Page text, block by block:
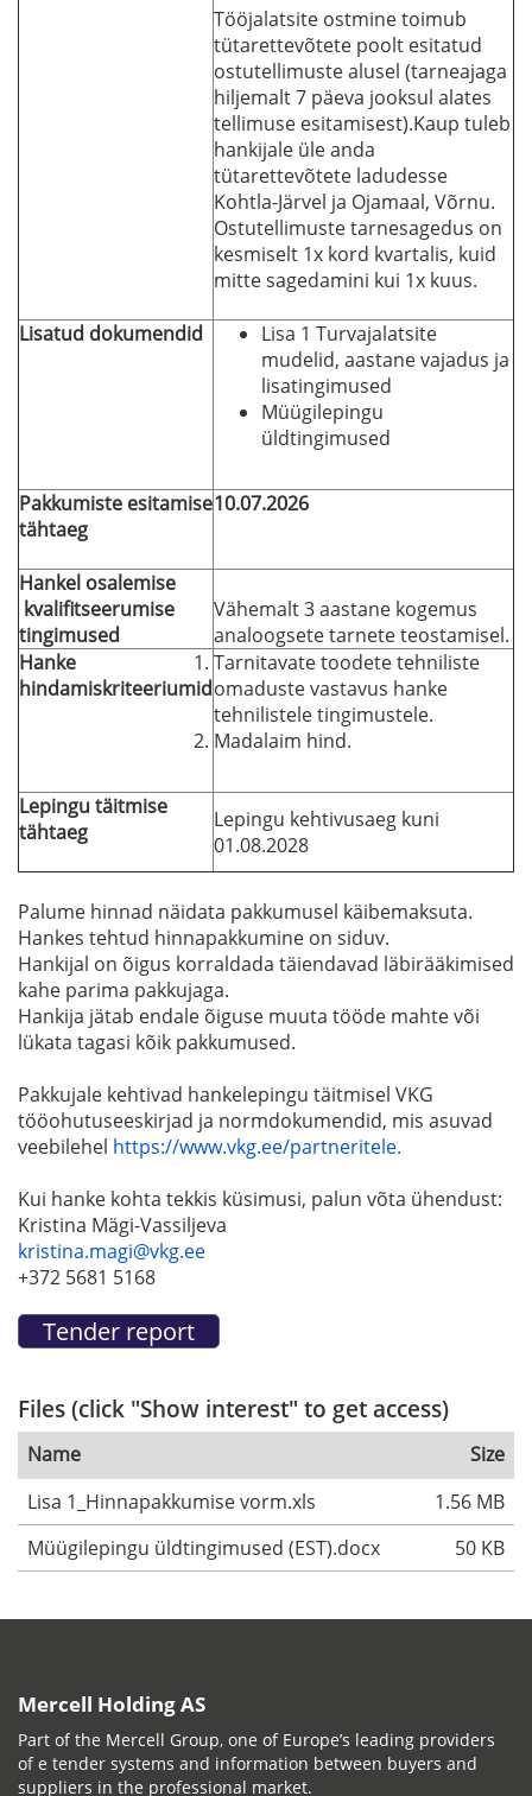
Tööjalatsite ostmine toimub
tütarettevõtete poolt esitatud
ostutellimuste alusel (tarneajaga
hiljemalt 7 päeva jooksul alates
tellimuse esitamisest).Kaup tuleb
hankijale üle anda
tütarettevõtete ladudesse
Kohtla-Järvel ja Ojamaal, Võrnu.
Ostutellimuste tarnesagedus on
kesmiselt 1x kord kvartalis, kuid
mitte sagedamini kui 1x kuus.
Lisatud dokumendid
Lisa 1 Turvajalatsite
mudelid, aastane vajadus ja
lisatingimused
Müügilepingu
üldtingimused
Pakkumiste esitamise
tähtaeg
10.07.2026
Hankel osalemise
kvalifitseerumise
tingimused
Vähemalt 3 aastane kogemus
analoogsete tarnete teostamisel.
Hanke
hindamiskriteeriumid
Tarnitavate toodete tehniliste
omaduste vastavus hanke
tehnilistele tingimustele.
Madalaim hind.
Lepingu täitmise
tähtaeg
Lepingu kehtivusaeg kuni
01.08.2028
Palume hinnad näidata pakkumusel käibemaksuta.
Hankes tehtud hinnapakkumine on siduv.
Hankijal on õigus korraldada täiendavad läbirääkimised
kahe parima pakkujaga.
Hankija jätab endale õiguse muuta tööde mahte või
lükata tagasi kõik pakkumused.
Pakkujale kehtivad hankelepingu täitmisel VKG
tööohutuseeskirjad ja normdokumendid, mis asuvad
veebilehel https://www.vkg.ee/partneritele.
Kui hanke kohta tekkis küsimusi, palun võta ühendust:
Kristina Mägi-Vassiljeva
kristina.magi@vkg.ee
+372 5681 5168
Files (click "Show interest" to get access)
Name
Size
Lisa 1_Hinnapakkumise vorm.xls
1.56 MB
Müügilepingu üldtingimused (EST).docx
50 KB
Mercell Holding AS
Part of the Mercell Group, one of Europe’s leading providers
of e tender systems and information between buyers and
suppliers in the professional market.